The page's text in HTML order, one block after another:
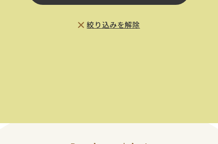
絞り込みを解除